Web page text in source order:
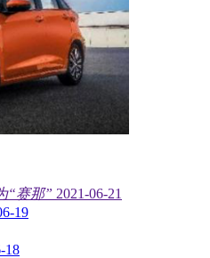
“赛那” 2021-06-21
19
18